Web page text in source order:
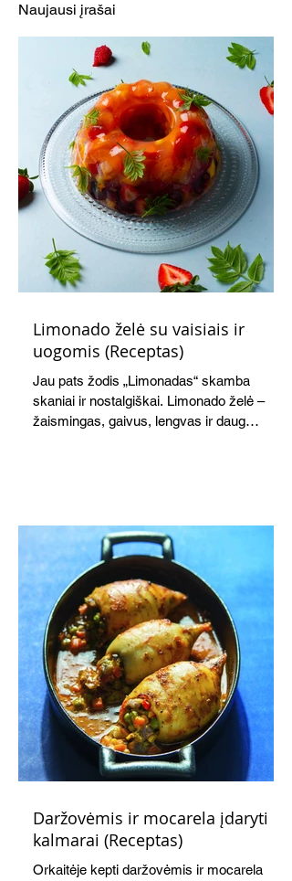
Šefas parodė, kaip originaliai
pagaminti naminį mėsainį su
paukštiena
Naujausi įrašai
Limonado želė su vaisiais ir
uogomis (Receptas)
Jau pats žodis „Limonadas“ skamba
skaniai ir nostalgiškai. Limonado želė –
žaismingas, gaivus, lengvas ir daug
Daržovėmis ir mocarela įdaryti
kalmarai (Receptas)
Orkaitėje kepti daržovėmis ir mocarela